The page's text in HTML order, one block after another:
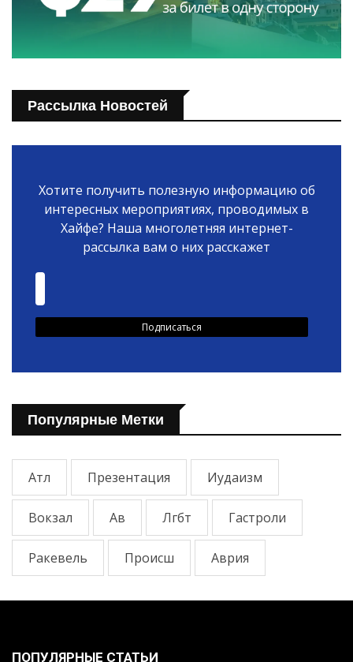
Рассылка Новостей
Хотите получить полезную информацию об
интересных мероприятиях, проводимых в
Хайфе? Наша многолетняя интернет-
рассылка вам о них расскажет
Популярные Метки
Атл Презентация Иудаизм
Вокзал Ав Лгбт Гастроли
Ракевель Происш Аврия
ПОПУЛЯРНЫЕ СТАТЬИ